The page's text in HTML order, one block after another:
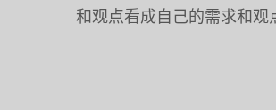
和观点看成自己的需求和观